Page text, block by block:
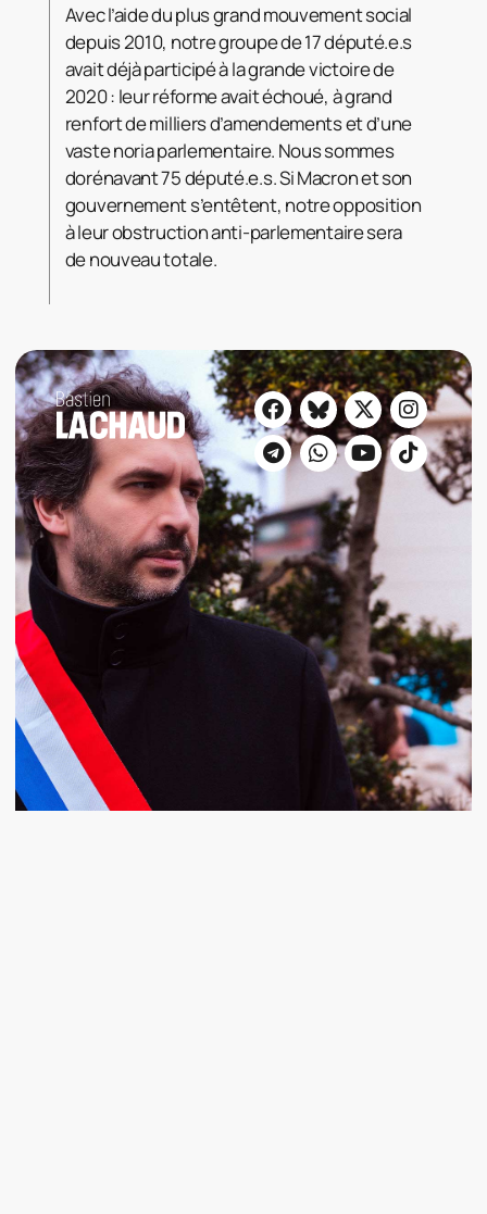
Avec l’aide du plus grand mouvement social
depuis 2010, notre groupe de 17 député.e.s
avait déjà participé à la grande victoire de
2020 : leur réforme avait échoué, à grand
renfort de milliers d’amendements et d’une
vaste noria parlementaire. Nous sommes
dorénavant 75 député.e.s. Si Macron et son
gouvernement s’entêtent, notre opposition
à leur obstruction anti-parlementaire sera
de nouveau totale.